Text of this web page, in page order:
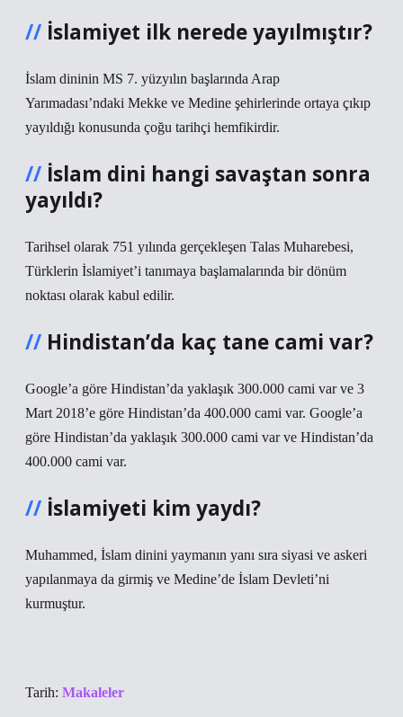
İslamiyet ilk nerede yayılmıştır?
İslam dininin MS 7. yüzyılın başlarında Arap
Yarımadası’ndaki Mekke ve Medine şehirlerinde ortaya çıkıp
yayıldığı konusunda çoğu tarihçi hemfikirdir.
İslam dini hangi savaştan sonra
yayıldı?
Tarihsel olarak 751 yılında gerçekleşen Talas Muharebesi,
Türklerin İslamiyet’i tanımaya başlamalarında bir dönüm
noktası olarak kabul edilir.
Hindistan’da kaç tane cami var?
Google’a göre Hindistan’da yaklaşık 300.000 cami var ve 3
Mart 2018’e göre Hindistan’da 400.000 cami var. Google’a
göre Hindistan’da yaklaşık 300.000 cami var ve Hindistan’da
400.000 cami var.
İslamiyeti kim yaydı?
Muhammed, İslam dinini yaymanın yanı sıra siyasi ve askeri
yapılanmaya da girmiş ve Medine’de İslam Devleti’ni
kurmuştur.
Tarih: Makaleler